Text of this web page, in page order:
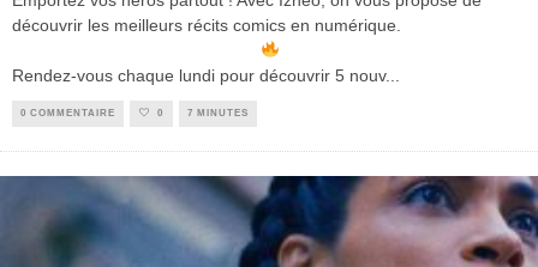
découvrir les meilleurs récits comics en numérique.
Rendez-vous chaque lundi pour découvrir 5 nouv...
0 COMMENTAIRE 0 7 MINUTES